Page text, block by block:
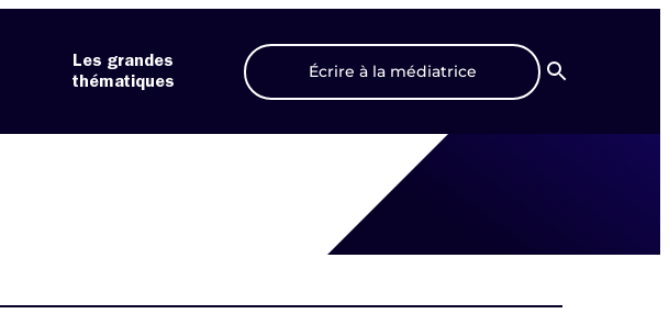
Les grandes
thématiques
Écrire à la médiatrice
Recherche